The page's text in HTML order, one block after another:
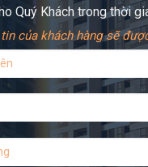
Quý Khách trong thời
của khách hàng sẽ